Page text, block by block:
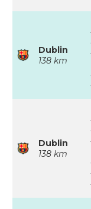
Dublin
138 km
Dublin
138 km